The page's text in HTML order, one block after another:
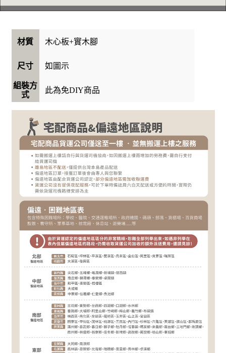
材質 木心板+實木腳
尺寸 如圖示
組裝方
式
此為免DIY商品